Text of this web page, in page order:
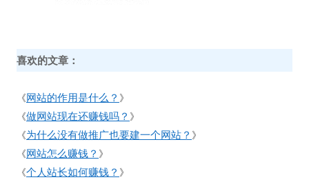
喜欢的文章：
《网站的作用是什么？ 》
《做网站现在还赚钱吗？ 》
《为什么没有做推广也要建一个网站？ 》
《网站怎么赚钱？ 》
《个人站长如何赚钱？ 》